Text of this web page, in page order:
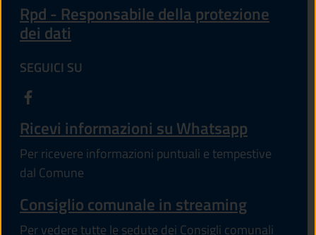
Rpd - Responsabile della protezione
dei dati
SEGUICI SU
Ricevi informazioni su Whatsapp
Per ricevere informazioni puntuali e tempestive
dal Comune
Consiglio comunale in streaming
Per vedere tutte le sedute dei Consigli comunali